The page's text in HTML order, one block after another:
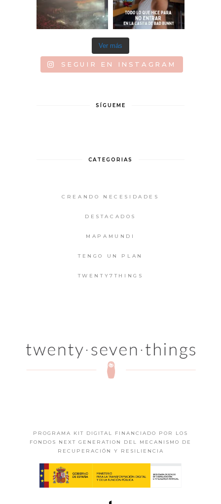
Ver más
SEGUIR EN INSTAGRAM
SÍGUEME
CATEGORIAS
CREANDO NECESIDADES
DESTACADOS
MAPAMUNDI
TENGO UN PLAN
TWENTY7THINGS
PROGRAMA KIT DIGITAL FINANCIADO POR LOS
FONDOS NEXT GENERATION DEL MECANISMO DE
RECUPERACIÓN Y RESILIENCIA